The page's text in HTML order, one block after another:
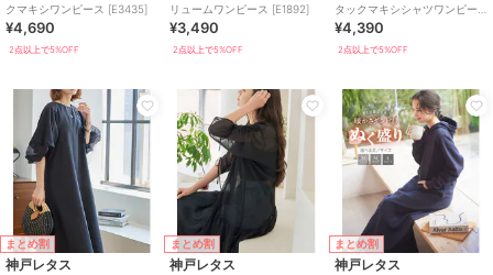
クマキシワンピース [E3435]
¥4,690
2点以上で5%OFF
リュームワンピース [E1892]
¥3,490
2点以上で5%OFF
タックマキシシャツワンピー
ス [E3247]
¥4,390
2点以上で5%OFF
まとめ割
神戸レタス
まとめ割
神戸レタス
まとめ割
神戸レタス